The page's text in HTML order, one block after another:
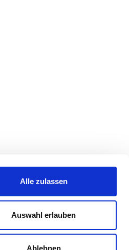
Alle zulassen
Auswahl erlauben
Ablehnen